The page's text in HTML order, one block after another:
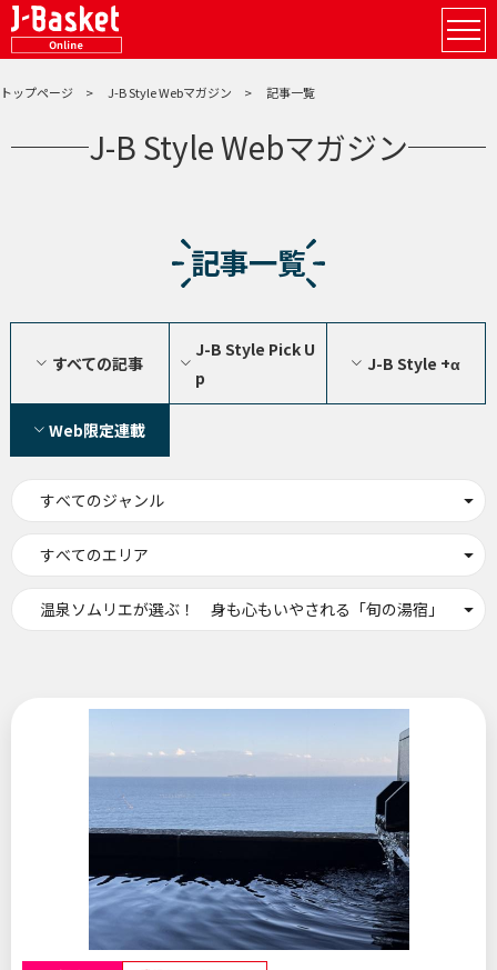
トップページ J-B Style Webマガジン 記事一覧
J-B Style Webマガジン
記事一覧
すべての記事
J-B Style Pick U
p
J-B Style +α
Web限定連載
すべてのジャンル
すべてのエリア
温泉ソムリエが選ぶ！ 身も心もいやされる「旬の湯宿」